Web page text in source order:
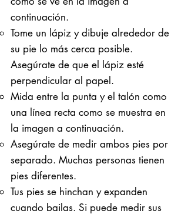
continuación.
Tome un lápiz y dibuje alrededor de
su pie lo más cerca posible.
Asegúrate de que el lápiz esté
perpendicular al papel.
Mida entre la punta y el talón como
una línea recta como se muestra en
la imagen a continuación.
Asegúrate de medir ambos pies por
separado. Muchas personas tienen
pies diferentes.
Tus pies se hinchan y expanden
cuando bailas. Si puede medir sus